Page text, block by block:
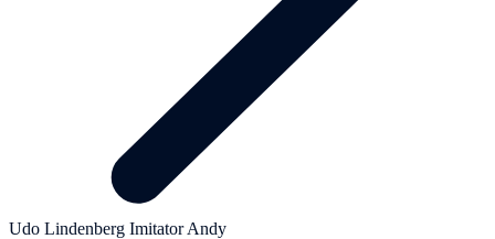
Udo Lindenberg Imitator Andy